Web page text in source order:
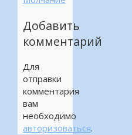
Добавить
комментарий
Для
отправки
комментария
вам
необходимо
авторизоваться.